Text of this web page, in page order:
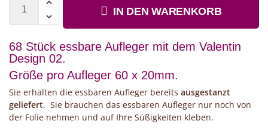
IN DEN WARENKORB
68 Stück essbare Aufleger mit dem Valentin
Design 02.
Größe pro Aufleger 60 x 20mm.
Sie erhalten die essbaren Aufleger bereits ausgestanzt
geliefert. Sie brauchen das essbaren Aufleger nur noch von
der Folie nehmen und auf Ihre Süßigkeiten kleben.